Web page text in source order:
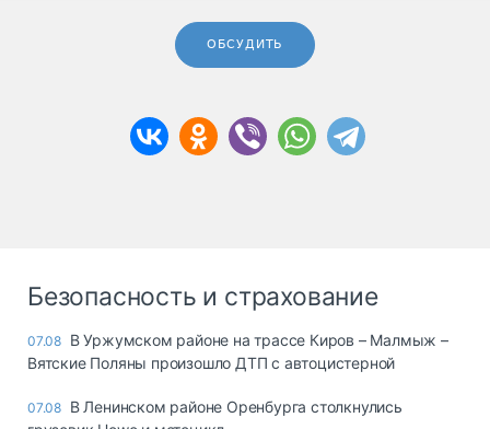
ОБСУДИТЬ
Безопасность и страхование
07.08 В Уржумском районе на трассе Киров – Малмыж –
Вятские Поляны произошло ДТП с автоцистерной
07.08 В Ленинском районе Оренбурга столкнулись